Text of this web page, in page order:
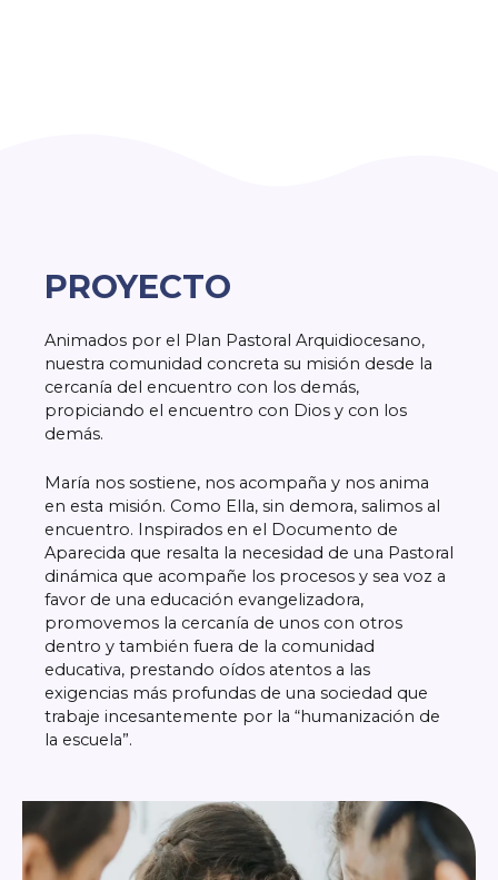
PROYECTO
Animados por el Plan Pastoral Arquidiocesano,
nuestra comunidad concreta su misión desde la
cercanía del encuentro con los demás,
propiciando el encuentro con Dios y con los
demás.
María nos sostiene, nos acompaña y nos anima
en esta misión. Como Ella, sin demora, salimos al
encuentro. Inspirados en el Documento de
Aparecida que resalta la necesidad de una Pastoral
dinámica que acompañe los procesos y sea voz a
favor de una educación evangelizadora,
promovemos la cercanía de unos con otros
dentro y también fuera de la comunidad
educativa, prestando oídos atentos a las
exigencias más profundas de una sociedad que
trabaje incesantemente por la “humanización de
la escuela”.